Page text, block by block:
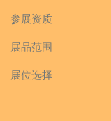
参展资质
展品范围
展位选择